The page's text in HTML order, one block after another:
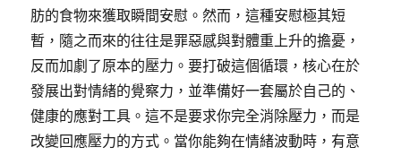
肪的食物來獲取瞬間安慰。然而，這種安慰極其短
暫，隨之而來的往往是罪惡感與對體重上升的擔憂，
反而加劇了原本的壓力。要打破這個循環，核心在於
發展出對情緒的覺察力，並準備好一套屬於自己的、
健康的應對工具。這不是要求你完全消除壓力，而是
改變回應壓力的方式。當你能夠在情緒波動時，有意